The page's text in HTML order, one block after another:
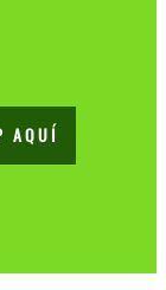
AQUÍ